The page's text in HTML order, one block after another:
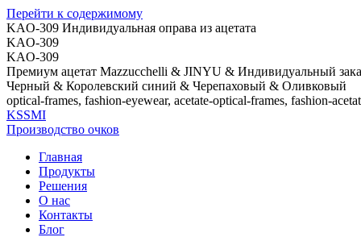
Перейти к содержимому
KAO-309 Индивидуальная оправа из ацетата
KAO-309
KAO-309
Премиум ацетат Mazzucchelli & JINYU & Индивидуальный
Черный & Королевский синий & Черепаховый & Оливковый
optical-frames, fashion-eyewear, acetate-optical-frames, fashion-
KSSMI
Производство очков
Главная
Продукты
Решения
О нас
Контакты
Блог